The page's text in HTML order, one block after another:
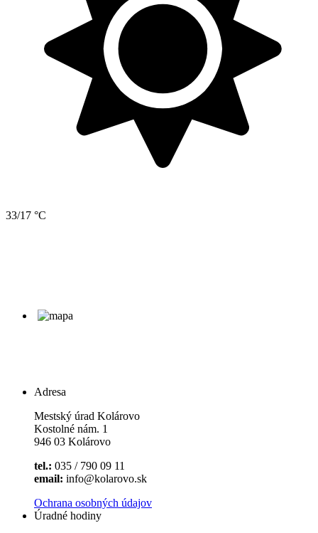
33/17 °C
Adresa
Mestský úrad Kolárovo
Kostolné nám. 1
946 03 Kolárovo
tel.: 035 / 790 09 11
email: info@kolarovo.sk
Ochrana osobných údajov
Úradné hodiny